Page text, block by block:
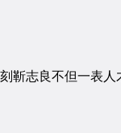
靳志良不但一表人